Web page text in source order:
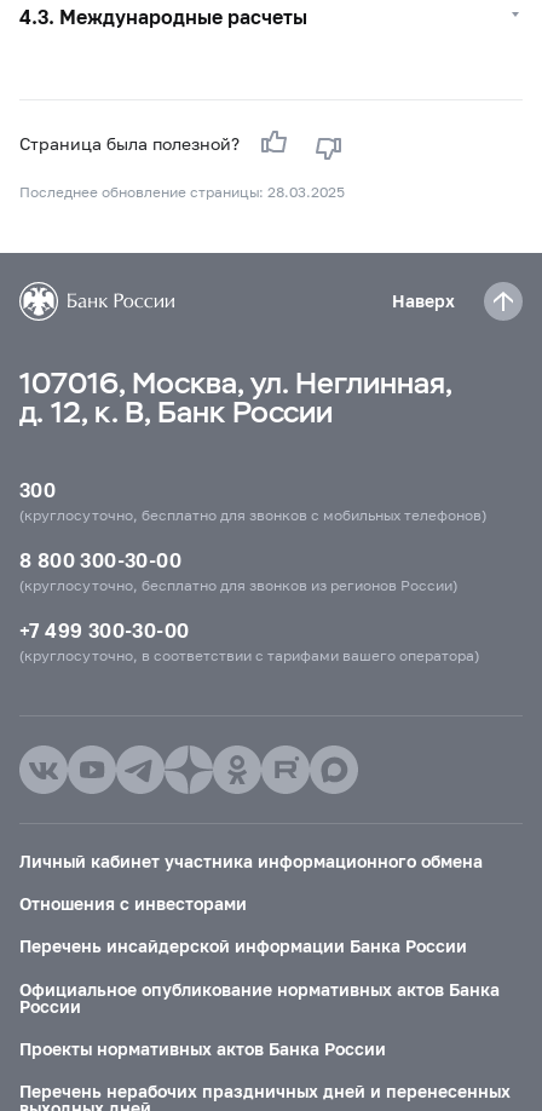
4.3. Международные расчеты
Страница была полезной?
Последнее обновление страницы: 28.03.2025
Наверх
107016, Москва, ул. Неглинная,
д. 12, к. В, Банк России
300
(круглосуточно, бесплатно для звонков с мобильных телефонов)
8 800 300-30-00
(круглосуточно, бесплатно для звонков из регионов России)
+7 499 300-30-00
(круглосуточно, в соответствии с тарифами вашего оператора)
Личный кабинет участника информационного обмена
Отношения с инвесторами
Перечень инсайдерской информации Банка России
Официальное опубликование нормативных актов Банка
России
Проекты нормативных актов Банка России
Перечень нерабочих праздничных дней и перенесенных